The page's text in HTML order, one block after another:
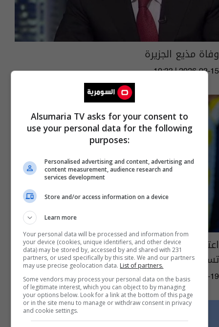
وفاة مذيع الجزيرة
10:33 | 2026-03-15
اعتقال الأمير البريطاني أندرو للاشتباه في
تسريبه معلومات سرية لإبستين
07:34 | 2026-02-19
Alsumaria TV asks for your consent to
use your personal data for the following
purposes:
Personalised advertising and content, advertising and
content measurement, audience research and
services development
Store and/or access information on a device
Learn more
Your personal data will be processed and information from
your device (cookies, unique identifiers, and other device
data) may be stored by, accessed by and shared with 231
partners, or used specifically by this site. We and our partners
may use precise geolocation data. List of partners.
Some vendors may process your personal data on the basis
of legitimate interest, which you can object to by managing
your options below. Look for a link at the bottom of this page
or in the site menu to manage or withdraw consent in privacy
and cookie settings.